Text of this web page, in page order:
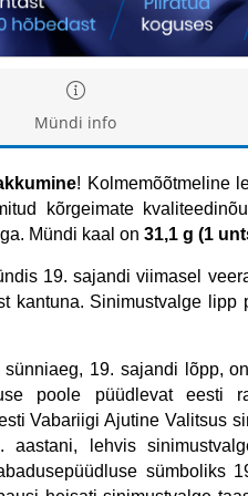
Mündi info
! Kolmemõõtmeline
kõrgeimate
Mündi kaal on 31,1 g (1
19. sajandi viimasel
kantuna. Sinimustvalge
sünniaeg, 19. sajandi lõpp,
poole püüdlevat eesti
Vabariigi Ajutine Valitsus
aastani, lehvis
sümboliks